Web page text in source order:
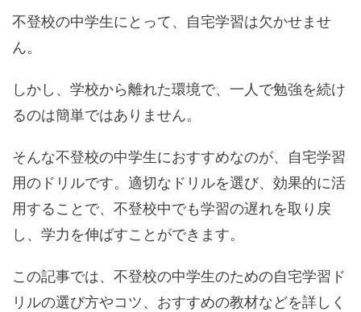
不登校の中学生にとって、自宅学習は欠かせませ
ん。
しかし、学校から離れた環境で、一人で勉強を続け
るのは簡単ではありません。
そんな不登校の中学生におすすめなのが、自宅学習
用のドリルです。適切なドリルを選び、効果的に活
用することで、不登校中でも学習の遅れを取り戻
し、学力を伸ばすことができます。
この記事では、不登校の中学生のための自宅学習ド
リルの選び方やコツ、おすすめの教材などを詳しく